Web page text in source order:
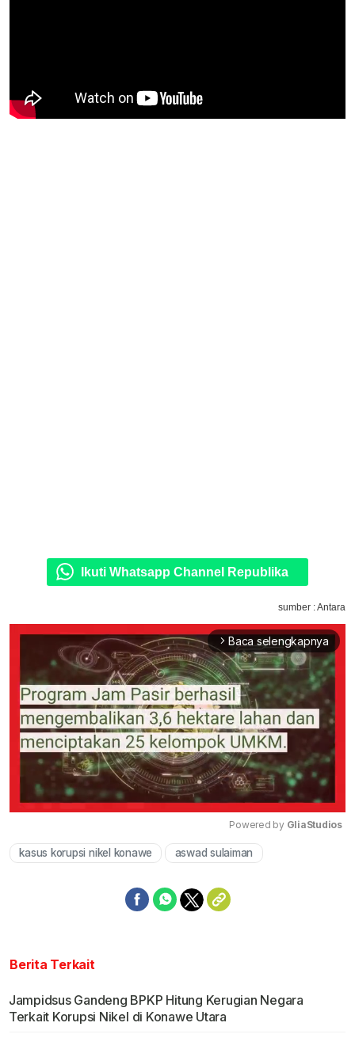
Ikuti Whatsapp Channel Republika
sumber : Antara
arrow_forward_ios Baca selengkapnya
Powered by GliaStudios
kasus korupsi nikel konawe aswad sulaiman
Berita Terkait
Jampidsus Gandeng BPKP Hitung Kerugian Negara
Terkait Korupsi Nikel di Konawe Utara